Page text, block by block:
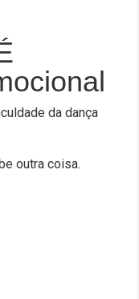
da dança
outra coisa.